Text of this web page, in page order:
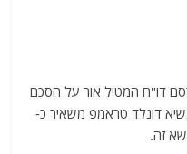
דו"ח המטיל אור על הסכם
דונלד טראמפ משאיר כ-
זה.